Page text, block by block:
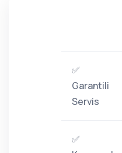
✅
Garantili
Servis
✅